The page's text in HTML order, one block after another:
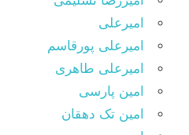
امیرعلی
امیرعلی پورقاسم
امیرعلی طاهری
امین پارسی
امین تک دهقان